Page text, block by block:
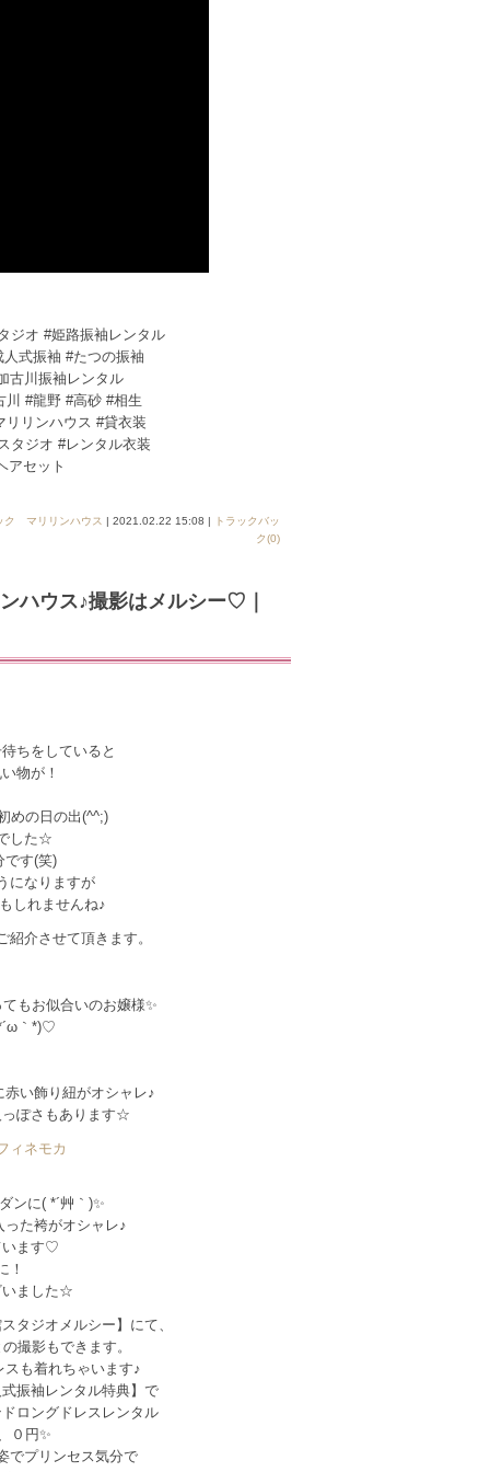
ジオ #姫路振袖レンタル
式振袖 #たつの振袖
古川振袖レンタル
川 #龍野 #高砂 #相生
リンハウス #貸衣装
タジオ #レンタル衣装
アセット
ク マリリンハウス | 2021.02.22 15:08 |
トラックバッ
ク(0)
ハウス♪撮影はメルシー♡｜
ちをしていると
物が！
めの日の出(^^;)
した☆
です(笑)
になりますが
しれませんね♪
介させて頂きます。
もお似合いのお嬢様✨
｀*)♡
い飾り紐がオシャレ♪
っぽさもあります☆
ンに( *´艸｀)✨
た袴がオシャレ♪
います♡
！
いました☆
タジオメルシー】にて、
撮影もできます。
も着れちゃいます♪
振袖レンタル特典】で
ロングドレスレンタル
０円✨
でプリンセス気分で